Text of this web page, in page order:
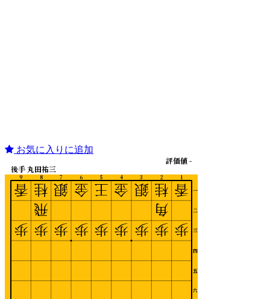
お気に入りに追加
1
2
3
4
5
6
7
8
9
一
二
三
四
五
六
後手 丸田祐三
評価値 -
香
歩
桂
角
歩
銀
歩
金
歩
王
歩
金
歩
銀
歩
桂
飛
歩
香
歩